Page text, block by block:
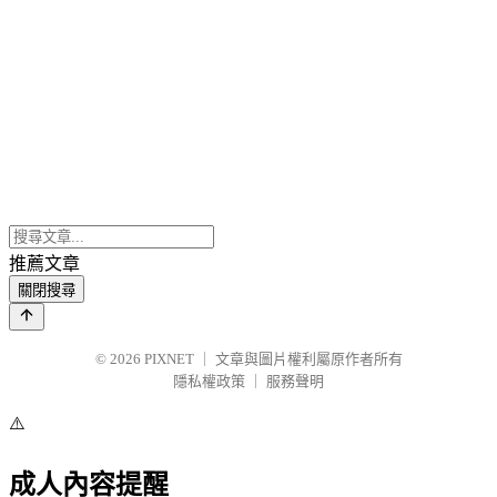
推薦文章
關閉搜尋
© 2026 PIXNET
文章與圖片權利屬原作者所有
隱私權政策
服務聲明
⚠️
成人內容提醒